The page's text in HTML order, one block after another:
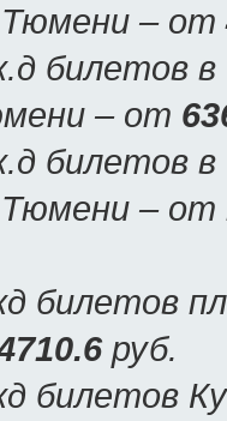
Тюмени – от
билетов в
– от
билетов в
– от
билетов
руб.
билетов